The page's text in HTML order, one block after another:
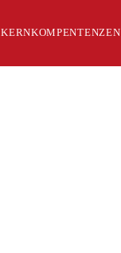
KERNKOMPENTENZEN